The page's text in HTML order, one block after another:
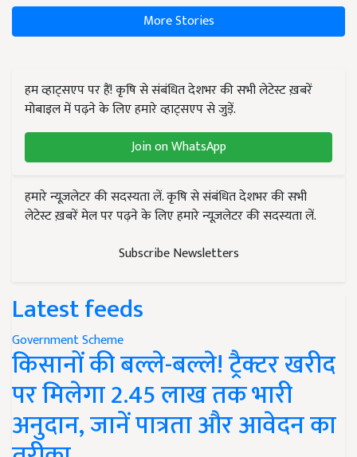
More Stories
हम व्हाट्सएप पर हैं! कृषि से संबंधित देशभर की सभी लेटेस्ट ख़बरें
मोबाइल में पढ़ने के लिए हमारे व्हाट्सएप से जुड़ें.
Join on WhatsApp
हमारे न्यूज़लेटर की सदस्यता लें. कृषि से संबंधित देशभर की सभी
लेटेस्ट ख़बरें मेल पर पढ़ने के लिए हमारे न्यूज़लेटर की सदस्यता लें.
Subscribe Newsletters
Latest feeds
Government Scheme
किसानों की बल्ले-बल्ले! ट्रैक्टर खरीद
पर मिलेगा 2.45 लाख तक भारी
अनुदान, जानें पात्रता और आवेदन का